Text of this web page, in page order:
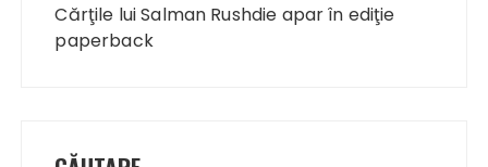
articole
Cărţile lui Salman Rushdie apar în ediţie
paperback